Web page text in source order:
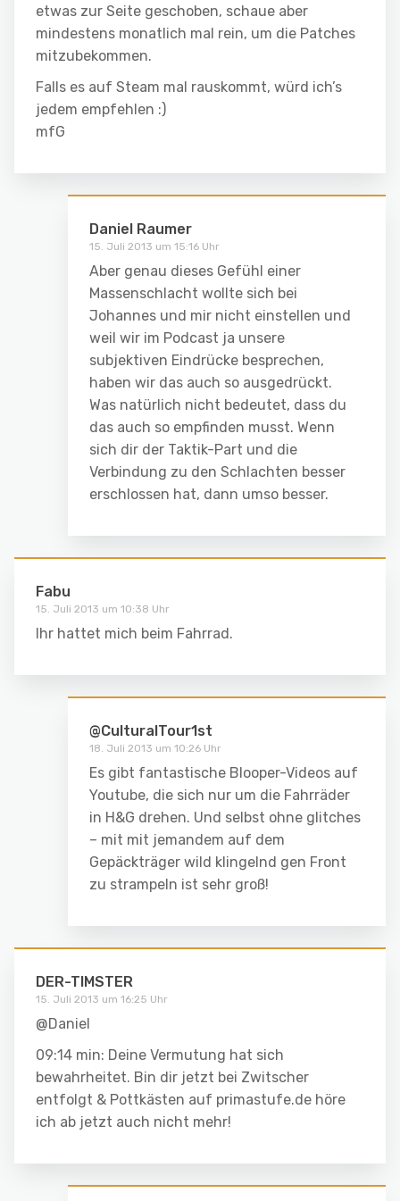
etwas zur Seite geschoben, schaue aber
mindestens monatlich mal rein, um die Patches
mitzubekommen.
Falls es auf Steam mal rauskommt, würd ich’s
jedem empfehlen :)
mfG
Daniel Raumer
15. Juli 2013 um 15:16 Uhr
Aber genau dieses Gefühl einer
Massenschlacht wollte sich bei
Johannes und mir nicht einstellen und
weil wir im Podcast ja unsere
subjektiven Eindrücke besprechen,
haben wir das auch so ausgedrückt.
Was natürlich nicht bedeutet, dass du
das auch so empfinden musst. Wenn
sich dir der Taktik-Part und die
Verbindung zu den Schlachten besser
erschlossen hat, dann umso besser.
Fabu
15. Juli 2013 um 10:38 Uhr
Ihr hattet mich beim Fahrrad.
@CulturalTour1st
18. Juli 2013 um 10:26 Uhr
Es gibt fantastische Blooper-Videos auf
Youtube, die sich nur um die Fahrräder
in H&G drehen. Und selbst ohne glitches
– mit mit jemandem auf dem
Gepäckträger wild klingelnd gen Front
zu strampeln ist sehr groß!
DER-TIMSTER
15. Juli 2013 um 16:25 Uhr
@Daniel
09:14 min: Deine Vermutung hat sich
bewahrheitet. Bin dir jetzt bei Zwitscher
entfolgt & Pottkästen auf primastufe.de höre
ich ab jetzt auch nicht mehr!